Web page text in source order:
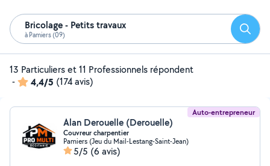
Bricolage - Petits travaux
à Pamiers (09)
13 Particuliers et 11 Professionnels répondent
-
4,4/5 (174 avis)
Auto-entrepreneur
Alan Derouelle (Derouelle)
Couvreur charpentier
Pamiers (Jeu du Mail-Lestang-Saint-Jean)
5/5 (6 avis)